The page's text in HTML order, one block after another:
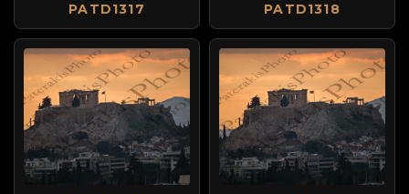
PATD1317
PATD1318